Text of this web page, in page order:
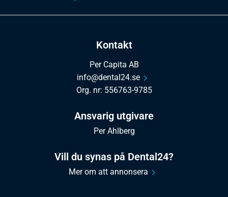
Kontakt
Per Capita AB
info@dental24.se
Org. nr: 556763-9785
Ansvarig utgivare
Per Ahlberg
Vill du synas på Dental24?
Mer om att annonsera